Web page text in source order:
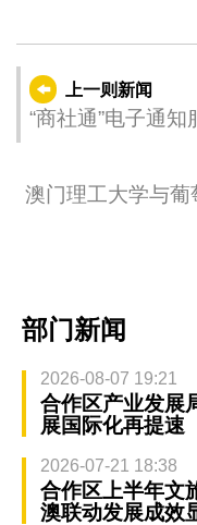
上一则新闻
“商社通”电子通
澳门理工大学与
部门新闻
2026-08-07 19:21
合作区产业发展
展国际化再提速
2026-07-21 18:38
合作区上半年文
澳联动发展成效